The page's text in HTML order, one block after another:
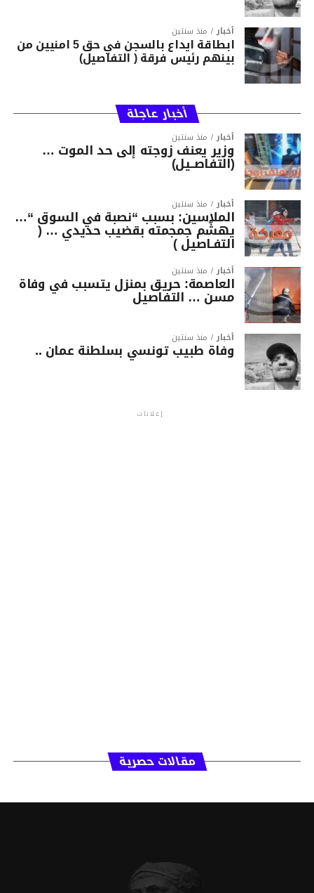
أخبار منذ سنتين
ابطاقة ايداع بالسجن في حق 5 امنيين من
بينهم رئيس فرقة ( التفاصيل)
أخبار عاجلة
أخبار منذ سنتين
وزير يعنف زوجته إلى حد الموت …
(التفاصــيل)
أخبار منذ سنتين
الملاسين: بسبب “نصبة في السوق “…
يهشّم جمجمته بقضيب حديدي … (
التفـاصيل )
أخبار منذ سنتين
العاصمة: حريق بمنزل يتسبب في وفاة
مسن … التفاصيل
أخبار منذ سنتين
وفاة طبيب تونسي بسلطنة عمان ..
إعلانات
مقالات حصرية